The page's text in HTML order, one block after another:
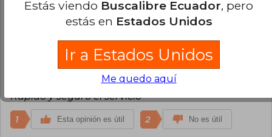
Esta opinión es útil 2 No es útil
Paul Le-Cerf Raby
Jueves 18 de Marzo,
Compra Verificada
Rápido y seguro el servicio
1 Esta opinión es útil 2 No es útil
Estás viendo Buscalibre Ecuador, pero
estás en Estados Unidos
Ir a Estados Unidos
Me quedo aquí